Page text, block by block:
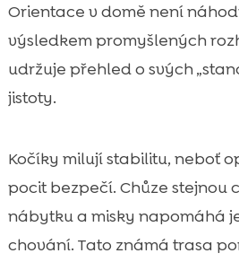
Orientace v domě není
výsledkem promyšlených
udržuje přehled o svých
jistoty.
Kočíky milují stabilitu, neboť
pocit bezpečí. Chůze stejnou
nábytku a misky napomáhá
chování. Tato známá trasa